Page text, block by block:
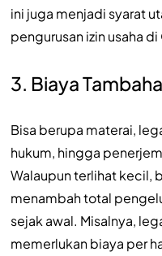
ini juga menjadi syarat
pengurusan izin usaha di
3. Biaya
Bisa berupa materai,
hukum, hingga
Walaupun terlihat kecil,
menambah total
sejak awal. Misalnya,
memerlukan biaya per